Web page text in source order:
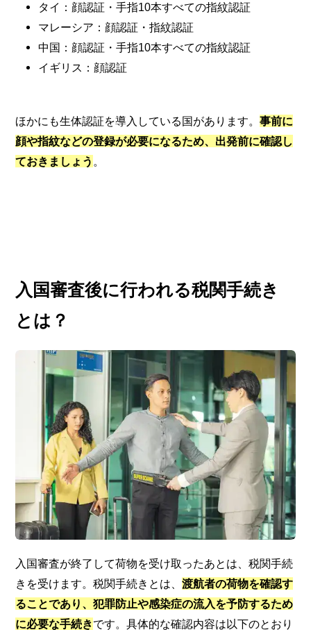
タイ：顔認証・手指10本すべての指紋認証
マレーシア：顔認証・指紋認証
中国：顔認証・手指10本すべての指紋認証
イギリス：顔認証
ほかにも生体認証を導入している国があります。事前に
顔や指紋などの登録が必要になるため、出発前に確認し
ておきましょう 。
入国審査後に行われる税関手続き
とは？
入国審査が終了して荷物を受け取ったあとは、税関手続
きを受けます。税関手続きとは、渡航者の荷物を確認す
ることであり、犯罪防止や感染症の流入を予防するため
に必要な手続きです。具体的な確認内容は以下のとおり